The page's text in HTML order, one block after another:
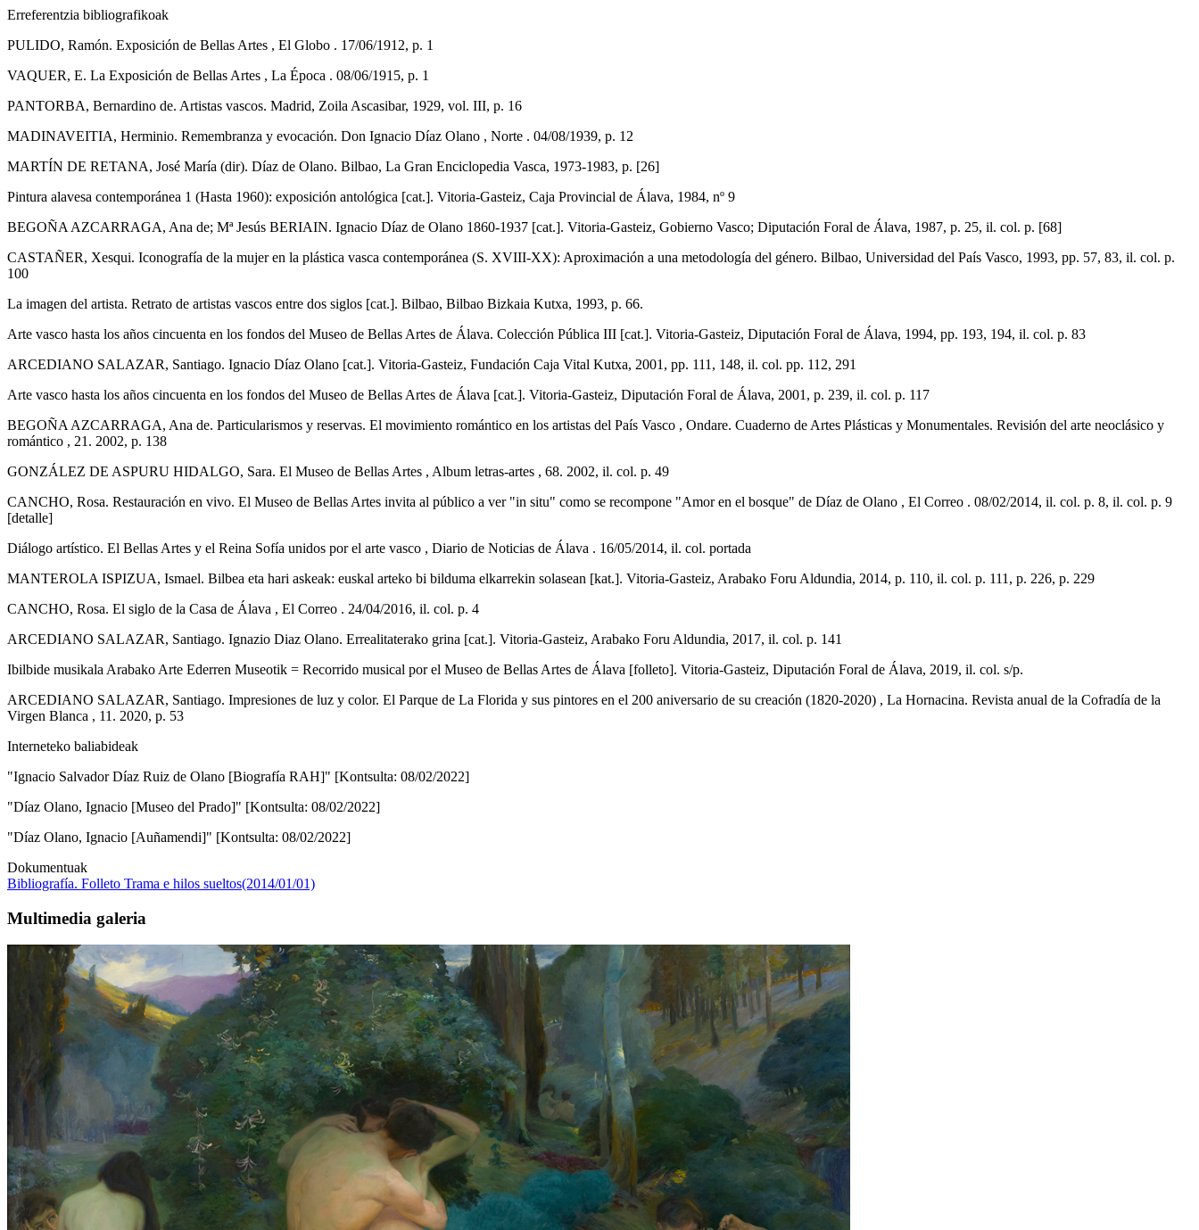
Erreferentzia bibliografikoak
PULIDO, Ramón. Exposición de Bellas Artes , El Globo . 17/06/1912, p. 1
VAQUER, E. La Exposición de Bellas Artes , La Época . 08/06/1915, p. 1
PANTORBA, Bernardino de. Artistas vascos. Madrid, Zoila Ascasibar, 1929, vol. III, p. 16
MADINAVEITIA, Herminio. Remembranza y evocación. Don Ignacio Díaz Olano , Norte . 04/08/1939, p. 12
MARTÍN DE RETANA, José María (dir). Díaz de Olano. Bilbao, La Gran Enciclopedia Vasca, 1973-1983, p. [26]
Pintura alavesa contemporánea 1 (Hasta 1960): exposición antológica [cat.]. Vitoria-Gasteiz, Caja Provincial de Álava, 1984, nº 9
BEGOÑA AZCARRAGA, Ana de; Mª Jesús BERIAIN. Ignacio Díaz de Olano 1860-1937 [cat.]. Vitoria-Gasteiz, Gobierno Vasco; Diputación Foral de Álava, 1987, p. 25, il. col. p. [68]
CASTAÑER, Xesqui. Iconografía de la mujer en la plástica vasca contemporánea (S. XVIII-XX): Aproximación a una metodología del género. Bilbao, Universidad del País Vasco, 1993, pp. 57, 83, il. col. p.
100
La imagen del artista. Retrato de artistas vascos entre dos siglos [cat.]. Bilbao, Bilbao Bizkaia Kutxa, 1993, p. 66.
Arte vasco hasta los años cincuenta en los fondos del Museo de Bellas Artes de Álava. Colección Pública III [cat.]. Vitoria-Gasteiz, Diputación Foral de Álava, 1994, pp. 193, 194, il. col. p. 83
ARCEDIANO SALAZAR, Santiago. Ignacio Díaz Olano [cat.]. Vitoria-Gasteiz, Fundación Caja Vital Kutxa, 2001, pp. 111, 148, il. col. pp. 112, 291
Arte vasco hasta los años cincuenta en los fondos del Museo de Bellas Artes de Álava [cat.]. Vitoria-Gasteiz, Diputación Foral de Álava, 2001, p. 239, il. col. p. 117
BEGOÑA AZCARRAGA, Ana de. Particularismos y reservas. El movimiento romántico en los artistas del País Vasco , Ondare. Cuaderno de Artes Plásticas y Monumentales. Revisión del arte neoclásico y
romántico , 21. 2002, p. 138
GONZÁLEZ DE ASPURU HIDALGO, Sara. El Museo de Bellas Artes , Album letras-artes , 68. 2002, il. col. p. 49
CANCHO, Rosa. Restauración en vivo. El Museo de Bellas Artes invita al público a ver "in situ" como se recompone "Amor en el bosque" de Díaz de Olano , El Correo . 08/02/2014, il. col. p. 8, il. col. p. 9
[detalle]
Diálogo artístico. El Bellas Artes y el Reina Sofía unidos por el arte vasco , Diario de Noticias de Álava . 16/05/2014, il. col. portada
MANTEROLA ISPIZUA, Ismael. Bilbea eta hari askeak: euskal arteko bi bilduma elkarrekin solasean [kat.]. Vitoria-Gasteiz, Arabako Foru Aldundia, 2014, p. 110, il. col. p. 111, p. 226, p. 229
CANCHO, Rosa. El siglo de la Casa de Álava , El Correo . 24/04/2016, il. col. p. 4
ARCEDIANO SALAZAR, Santiago. Ignazio Diaz Olano. Errealitaterako grina [cat.]. Vitoria-Gasteiz, Arabako Foru Aldundia, 2017, il. col. p. 141
Ibilbide musikala Arabako Arte Ederren Museotik = Recorrido musical por el Museo de Bellas Artes de Álava [folleto]. Vitoria-Gasteiz, Diputación Foral de Álava, 2019, il. col. s/p.
ARCEDIANO SALAZAR, Santiago. Impresiones de luz y color. El Parque de La Florida y sus pintores en el 200 aniversario de su creación (1820-2020) , La Hornacina. Revista anual de la Cofradía de la
Virgen Blanca , 11. 2020, p. 53
Interneteko baliabideak
"Ignacio Salvador Díaz Ruiz de Olano [Biografía RAH]" [Kontsulta: 08/02/2022]
"Díaz Olano, Ignacio [Museo del Prado]" [Kontsulta: 08/02/2022]
"Díaz Olano, Ignacio [Auñamendi]" [Kontsulta: 08/02/2022]
Dokumentuak
Bibliografía. Folleto Trama e hilos sueltos(2014/01/01)
Multimedia galeria